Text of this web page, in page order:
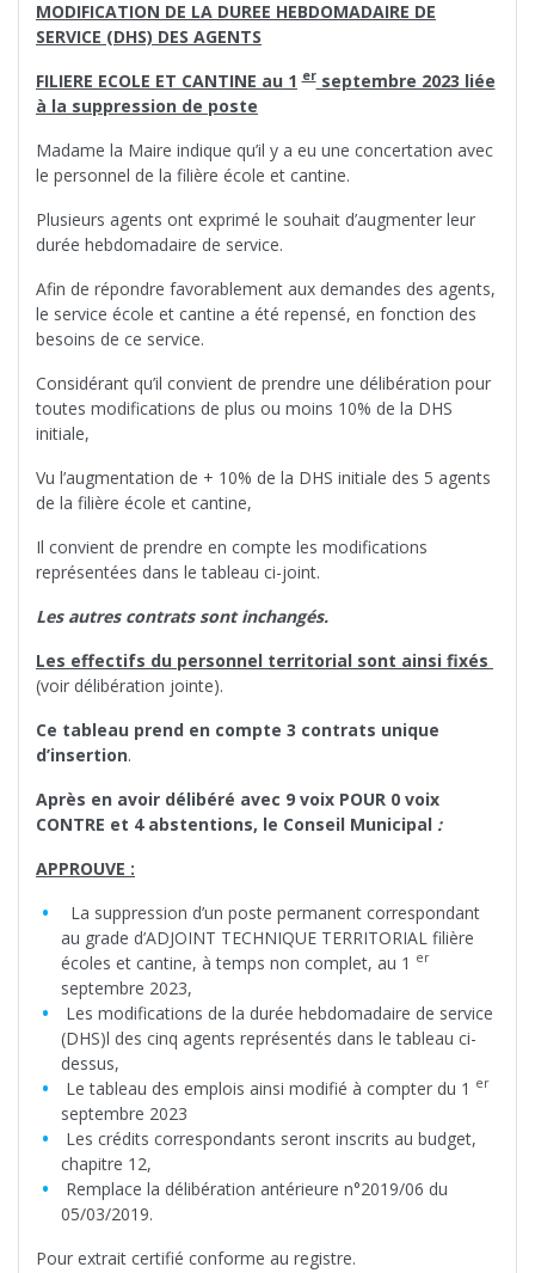
MODIFICATION DE LA DUREE HEBDOMADAIRE DE
SERVICE (DHS) DES AGENTS
FILIERE ECOLE ET CANTINE au 1 erseptembre 2023 liée
à la suppression de poste
Madame la Maire indique qu’il y a eu une concertation avec
le personnel de la filière école et cantine.
Plusieurs agents ont exprimé le souhait d’augmenter leur
durée hebdomadaire de service.
Afin de répondre favorablement aux demandes des agents,
le service école et cantine a été repensé, en fonction des
besoins de ce service.
Considérant qu’il convient de prendre une délibération pour
toutes modifications de plus ou moins 10% de la DHS
initiale,
Vu l’augmentation de + 10% de la DHS initiale des 5 agents
de la filière école et cantine,
Il convient de prendre en compte les modifications
représentées dans le tableau ci-joint.
Les autres contrats sont inchangés.
Les effectifs du personnel territorial sont ainsi fixés
(voir délibération jointe).
Ce tableau prend en compte 3 contrats unique
d’insertion.
Après en avoir délibéré avec 9 voix POUR 0 voix
CONTRE et 4 abstentions, le Conseil Municipal :
APPROUVE :
La suppression d’un poste permanent correspondant
au grade d’ADJOINT TECHNIQUE TERRITORIAL filière
écoles et cantine, à temps non complet, au 1 er
septembre 2023,
Les modifications de la durée hebdomadaire de service
(DHS)l des cinq agents représentés dans le tableau ci-
dessus,
Le tableau des emplois ainsi modifié à compter du 1 er
septembre 2023
Les crédits correspondants seront inscrits au budget,
chapitre 12,
Remplace la délibération antérieure n°2019/06 du
05/03/2019.
Pour extrait certifié conforme au registre.